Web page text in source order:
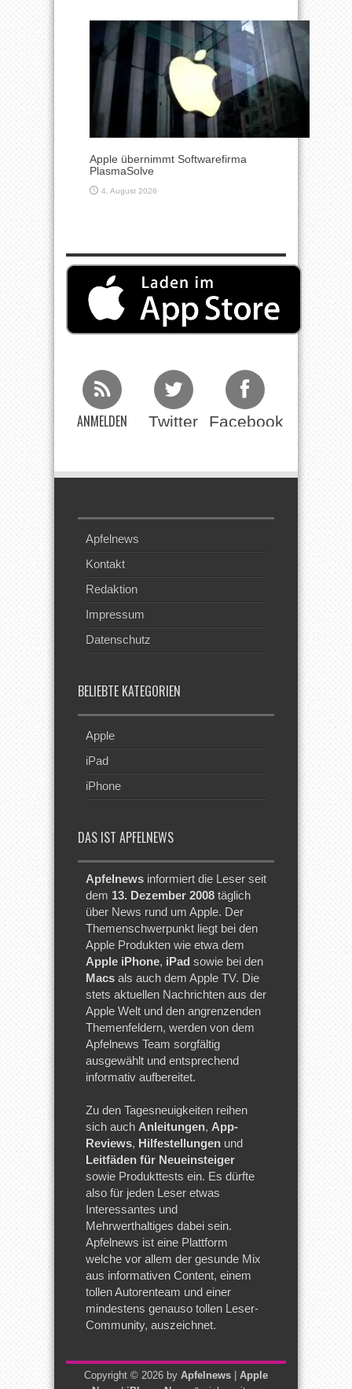
Apple übernimmt Softwarefirma
PlasmaSolve
4. August 2026
ANMELDEN Twitter Facebook
Apfelnews
Kontakt
Redaktion
Impressum
Datenschutz
BELIEBTE KATEGORIEN
Apple
iPad
iPhone
DAS IST APFELNEWS
Apfelnews informiert die Leser seit
dem 13. Dezember 2008 täglich
über News rund um Apple. Der
Themenschwerpunkt liegt bei den
Apple Produkten wie etwa dem
Apple iPhone, iPad sowie bei den
Macs als auch dem Apple TV. Die
stets aktuellen Nachrichten aus der
Apple Welt und den angrenzenden
Themenfeldern, werden von dem
Apfelnews Team sorgfältig
ausgewählt und entsprechend
informativ aufbereitet.
Zu den Tagesneuigkeiten reihen
sich auch Anleitungen, App-
Reviews, Hilfestellungen und
Leitfäden für Neueinsteiger
sowie Produkttests ein. Es dürfte
also für jeden Leser etwas
Interessantes und
Mehrwerthaltiges dabei sein.
Apfelnews ist eine Plattform
welche vor allem der gesunde Mix
aus informativen Content, einem
tollen Autorenteam und einer
mindestens genauso tollen Leser-
Community, auszeichnet.
Copyright © 2026 by Apfelnews
Apple